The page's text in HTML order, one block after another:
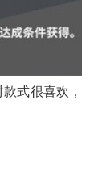
式很喜欢，